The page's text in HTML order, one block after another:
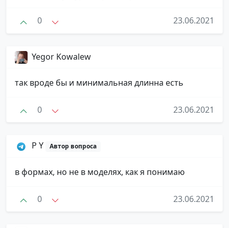
0 23.06.2021
Yegor Kowalew
так вроде бы и минимальная длинна есть
0 23.06.2021
P Y Автор вопроса
в формах, но не в моделях, как я понимаю
0 23.06.2021